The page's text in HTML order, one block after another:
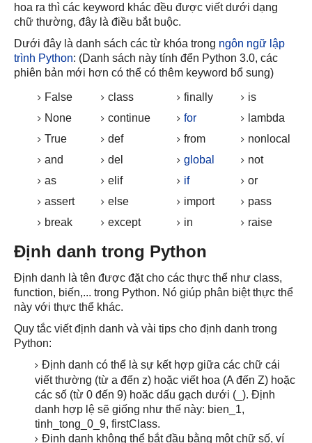
hoa ra thì các keyword khác đều được viết dưới dạng
chữ thường, đây là điều bắt buộc.
Dưới đây là danh sách các từ khóa trong ngôn ngữ lập
trình Python: (Danh sách này tính đển Python 3.0, các
phiên bản mới hơn có thể có thêm keyword bổ sung)
False class finally
is
None
continue for
lambda
True
def from
nonlocal
and
del global
not
as
elif if
or
assert
else import
pass
break
except in raise
Định danh trong Python
Định danh là tên được đặt cho các thực thể như class,
function, biến,... trong Python. Nó giúp phân biệt thực thể
này với thực thể khác.
Quy tắc viết định danh và vài tips cho định danh trong
Python:
Định danh có thể là sự kết hợp giữa các chữ cái
viết thường (từ a đến z) hoặc viết hoa (A đến Z) hoặc
các số (từ 0 đến 9) hoăc dấu gạch dưới (_). Định
danh hợp lệ sẽ giống như thế này: bien_1,
tinh_tong_0_9, firstClass.
Định danh không thể bắt đầu bằng một chữ số, ví